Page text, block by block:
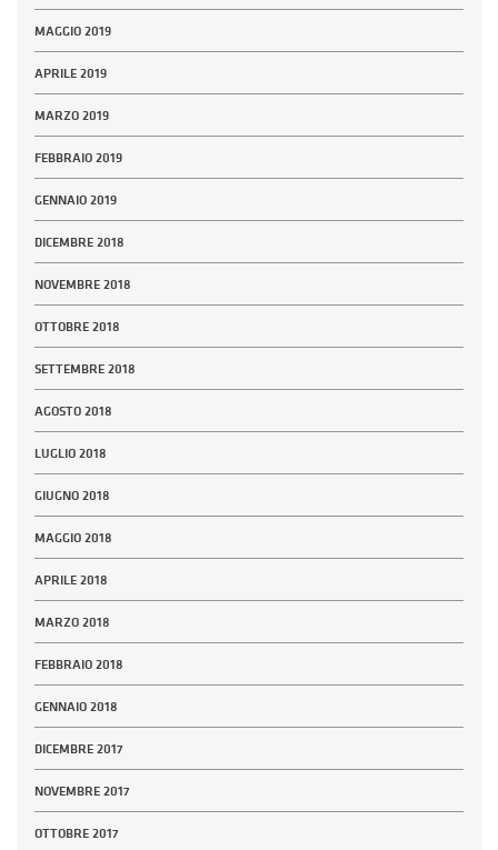
MAGGIO 2019
APRILE 2019
MARZO 2019
FEBBRAIO 2019
GENNAIO 2019
DICEMBRE 2018
NOVEMBRE 2018
OTTOBRE 2018
SETTEMBRE 2018
AGOSTO 2018
LUGLIO 2018
GIUGNO 2018
MAGGIO 2018
APRILE 2018
MARZO 2018
FEBBRAIO 2018
GENNAIO 2018
DICEMBRE 2017
NOVEMBRE 2017
OTTOBRE 2017